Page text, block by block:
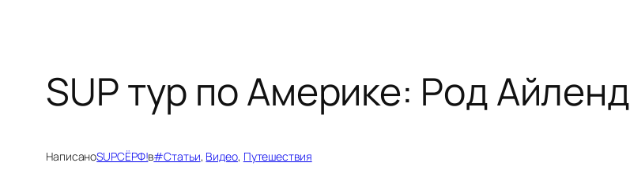
SUP тур по Америке: Род Айленд
НаписаноSUPСЁРФ!в#Статьи, Видео, Путешествия